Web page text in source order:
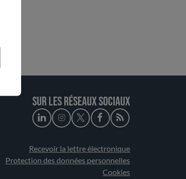
Sur les réseaux sociaux
Recevoir la lettre électronique
Protection des données personnelles
Cookies